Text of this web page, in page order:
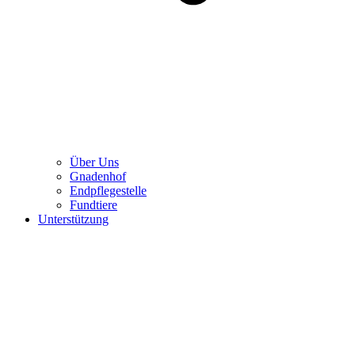
Über Uns
Gnadenhof
Endpflegestelle
Fundtiere
Unterstützung